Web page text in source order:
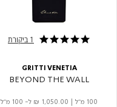
5.0 star rating 1 ביקורת
GRITTI VENETIA
BEYOND THE WALL
100 מ"ל ₪ 1,050.00 ל- 100 מ"ל